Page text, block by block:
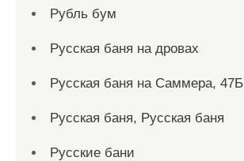
Рубль бум
Русская баня на дровах
Русская баня на Саммера, 47Б
Русская баня, Русская баня
Русские бани